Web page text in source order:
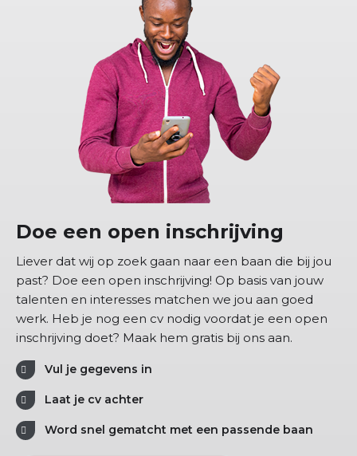
Doe een open inschrijving
Liever dat wij op zoek gaan naar een baan die bij jou
past? Doe een open inschrijving! Op basis van jouw
talenten en interesses matchen we jou aan goed
werk. Heb je nog een cv nodig voordat je een open
inschrijving doet? Maak hem gratis bij ons aan.
Vul je gegevens in
Laat je cv achter
Word snel gematcht met een passende baan